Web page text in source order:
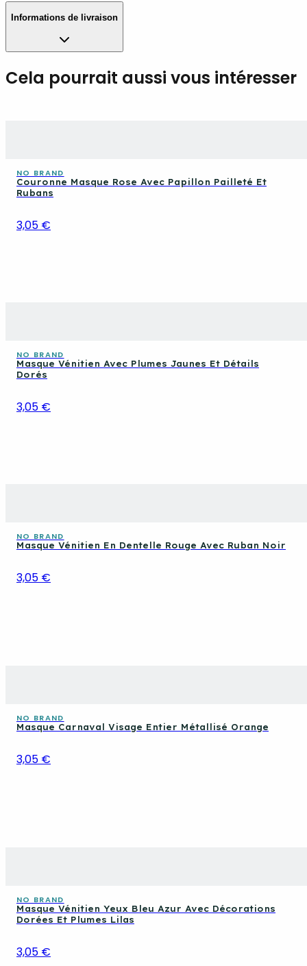
Informations de livraison
Cela pourrait aussi vous intéresser
NO BRAND
Couronne Masque Rose Avec Papillon Pailleté Et
Rubans
3,05 €
NO BRAND
Masque Vénitien Avec Plumes Jaunes Et Détails
Dorés
3,05 €
NO BRAND
Masque Vénitien En Dentelle Rouge Avec Ruban Noir
3,05 €
NO BRAND
Masque Carnaval Visage Entier Métallisé Orange
3,05 €
NO BRAND
Masque Vénitien Yeux Bleu Azur Avec Décorations
Dorées Et Plumes Lilas
3,05 €